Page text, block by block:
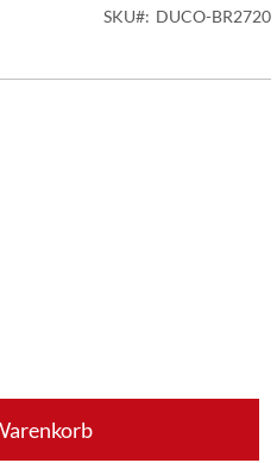
SKU
DUCO-BR2720